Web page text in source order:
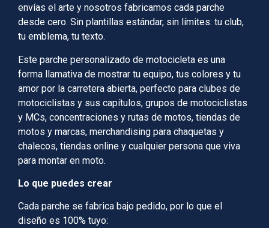
envías el arte y nosotros fabricamos cada parche
desde cero. Sin plantillas estándar, sin límites: tu club,
tu emblema, tu texto.
Este parche personalizado de motocicleta es una
forma llamativa de mostrar tu equipo, tus colores y tu
amor por la carretera abierta, perfecto para clubes de
motociclistas y sus capítulos, grupos de motociclistas
y MCs, concentraciones y rutas de motos, tiendas de
motos y marcas, merchandising para chaquetas y
chalecos, tiendas online y cualquier persona que viva
para montar en moto.
Lo que puedes crear
Cada parche se fabrica bajo pedido, por lo que el
diseño es 100% tuyo: